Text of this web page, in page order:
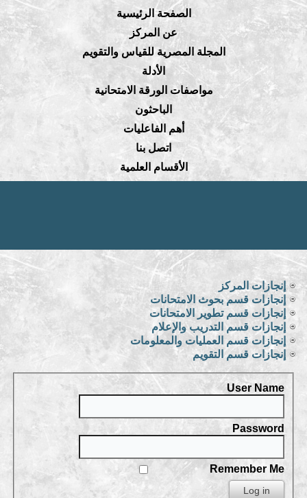
الصفحة الرئيسية
عن المركز
المجلة المصرية للقياس والتقويم
الأدلة
مواصفات الورقة الامتحانية
الباحثون
أهم الفاعليات
اتصل بنا
الأقسام العلمية
إنجازات المركز
إنجازات قسم بحوث الامتحانات
إنجازات قسم تطوير الامتحانات
إنجازات قسم التدريب والإعلام
إنجازات قسم العمليات والمعلومات
إنجازات قسم التقويم
User Name
Password
Remember Me